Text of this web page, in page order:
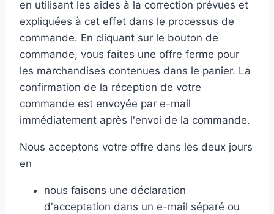
en utilisant les aides à la correction prévues et
expliquées à cet effet dans le processus de
commande. En cliquant sur le bouton de
commande, vous faites une offre ferme pour
les marchandises contenues dans le panier. La
confirmation de la réception de votre
commande est envoyée par e-mail
immédiatement après l'envoi de la commande.
Nous acceptons votre offre dans les deux jours
en
nous faisons une déclaration
d'acceptation dans un e-mail séparé ou